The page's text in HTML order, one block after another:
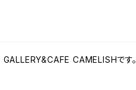
CAMELISHです。